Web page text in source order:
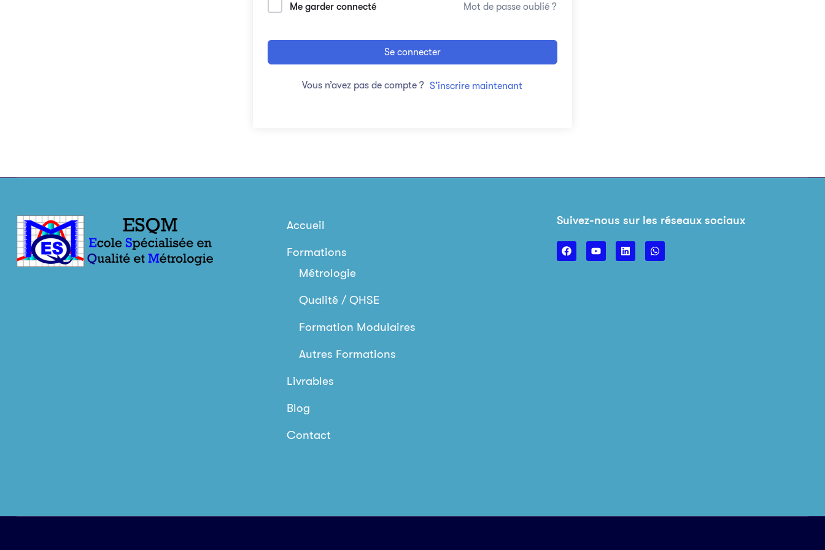
Me garder connecté Mot de passe oublié ?
Se connecter
Vous n’avez pas de compte ? S’inscrire maintenant
Accueil
Formations
Métrologie
Qualité / QHSE
Formation Modulaires
Autres Formations
Livrables
Blog
Contact
Suivez-nous sur les réseaux sociaux